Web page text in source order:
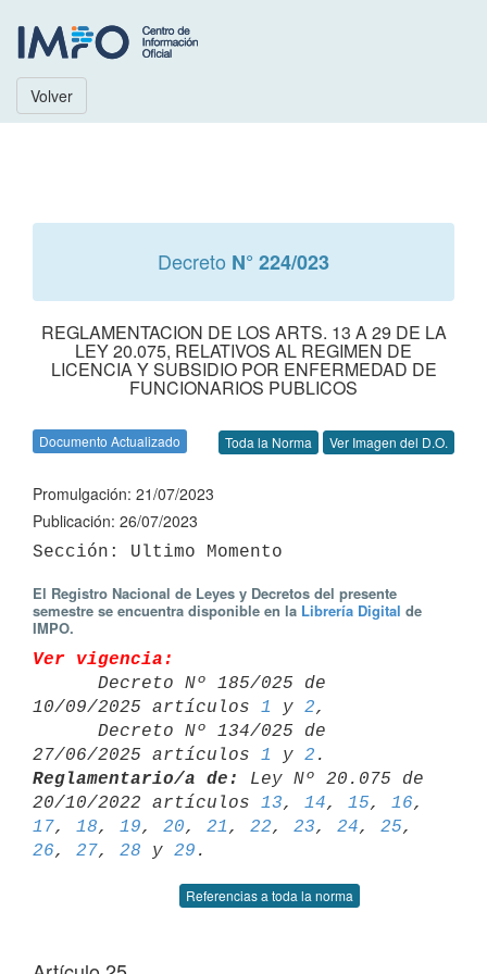
Volver
Decreto N° 224/023
REGLAMENTACION DE LOS ARTS. 13 A 29 DE LA
LEY 20.075, RELATIVOS AL REGIMEN DE
LICENCIA Y SUBSIDIO POR ENFERMEDAD DE
FUNCIONARIOS PUBLICOS
Documento Actualizado Toda la Norma Ver Imagen del D.O.
Promulgación: 21/07/2023
Publicación: 26/07/2023
El Registro Nacional de Leyes y Decretos del presente
semestre se encuentra disponible en la Librería Digital de
IMPO.
Ver vigencia:
10/09/2025 artículos 1 y 2,
27/06/2025 artículos 1 y 2
Reglamentario/a de:
Ley Nº 20.075 de
20/10/2022 artículos 13, 14, 15, 16
17, 18, 19, 20, 21 , 22, 23, 24, 25
26, 27, 28 y 29
Referencias a toda la norma